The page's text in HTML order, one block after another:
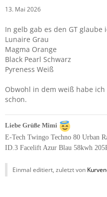
13. Mai 2026
In gelb gab es den GT
Lunaire Grau
Magma Orange
Black Pearl Schwarz
Pyreness Weiß
Obwohl in dem weiß habe
schon.
Liebe Grüße Mimi
E-Tech Twingo Techno 80 Urban
ID.3 Facelift Azur Blau 58kwh
Einmal editiert, zuletzt von